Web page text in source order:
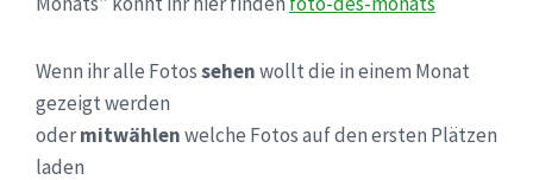
Wenn ihr alle Fotossehenwollt die in einem Monat
gezeigt werden
odermitwählenwelche Fotos auf den ersten Plätzen
laden